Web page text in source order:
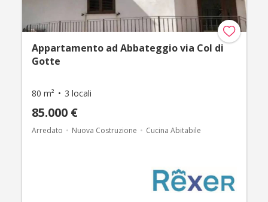
Appartamento ad Abbateggio via Col di
Gotte
80 m² 3 locali
85.000 €
Arredato Nuova Costruzione Cucina Abitabile